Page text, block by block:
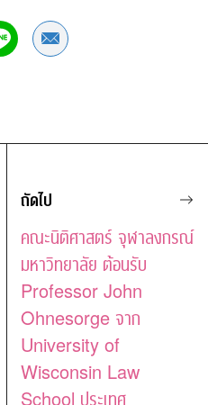
Share by Email
ถัดไป
คณะนิติศาสตร์ จุฬาลงกรณ์
มหาวิทยาลัย ต้อนรับ
Professor John
Ohnesorge จาก
University of
Wisconsin Law
School ประเทศ